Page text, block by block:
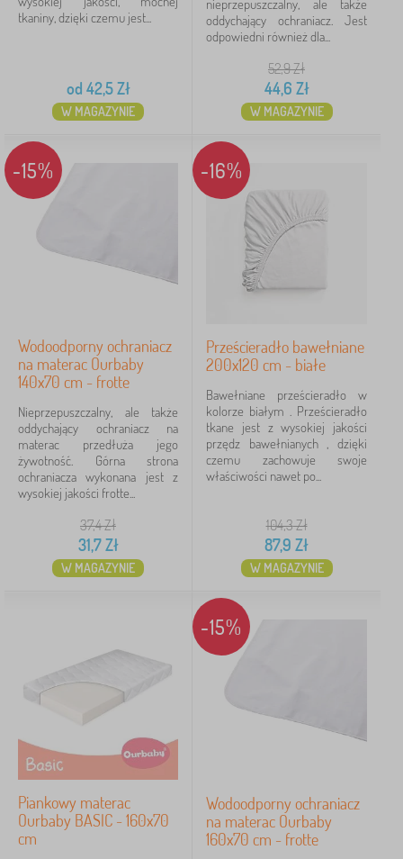
tkaniny, dzięki czemu jest...
od 42,5Zł
W MAGAZYNIE
nieprzepuszczalny, ale także
oddychający ochraniacz. Jest
odpowiedni również dla...
52,9Zł
44,6 Zł
W MAGAZYNIE
-15%
Wodoodporny ochraniacz
na materac Ourbaby
140x70 cm - frotte
Nieprzepuszczalny, ale także
oddychający ochraniacz na
materac przedłuża jego
żywotność. Górna strona
ochraniacza wykonana jest z
wysokiej jakości frotte...
37,4Zł
31,7Zł
W MAGAZYNIE
-16%
Prześcieradło bawełniane
200x120 cm - białe
Bawełniane prześcieradło w
kolorze białym . Prześcieradło
tkane jest z wysokiej jakości
przędz bawełnianych , dzięki
czemu zachowuje swoje
właściwości nawet po...
104,3Zł
87,9 Zł
W MAGAZYNIE
Piankowy materac
Ourbaby BASIC - 160x70
cm
-15%
Wodoodporny ochraniacz
na materac Ourbaby
160x70 cm - frotte